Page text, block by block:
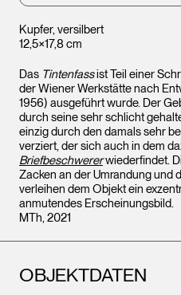
Kupfer, versilbert
12,5×17,8 cm
Das Tintenfassist Teil einer
der Wiener Werkstätte nach
1956) ausgeführt wurde. Der
durch seine sehr schlicht
einzig durch den damals sehr
verziert, der sich auch in dem
Briefbeschwererwiederfindet.
Zacken an der Umrandung und
verleihen dem Objekt ein
anmutendes Erscheinungsbild.
MTh, 2021
OBJEKTDATEN